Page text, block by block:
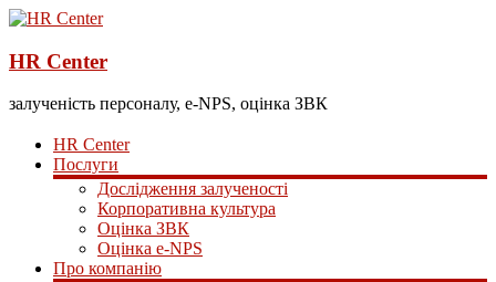
HR Center
залученість персоналу, e-NPS, оцінка ЗВК
HR Center
Послуги
Дослідження залученості
Корпоративна культура
Оцінка ЗВК
Оцінка e-NPS
Про компанію